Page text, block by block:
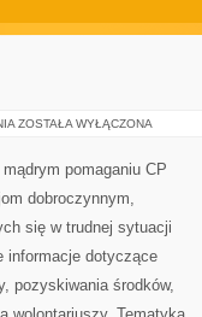
PRAWO
ZOSTAŁA WYŁĄCZONA
pomaganiu CP
dobroczynnym,
się w trudnej sytuacji
informacje dotyczące
pozyskiwania środków,